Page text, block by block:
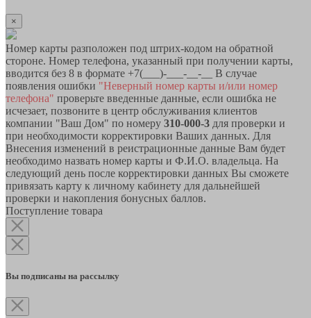
×
Номер карты разположен под штрих-кодом на обратной
стороне. Номер телефона, указанный при получении карты,
вводится без 8 в формате +7(___)-___-__-__ В случае
появления ошибки "Неверный номер карты и/или номер
телефона" проверьте введенные данные, если ошибка не
исчезает, позвоните в центр обслуживания клиентов
компании "Ваш Дом" по номеру 310-000-3 для проверки и
при необходимости корректировки Ваших данных. Для
Внесения изменений в реистрационные данные Вам будет
необходимо назвать номер карты и Ф.И.О. владельца. На
следующий день после корректировки данных Вы сможете
привязать карту к личному кабинету для дальнейшей
проверки и накопления бонусных баллов.
Поступление товара
Вы подписаны на рассылку